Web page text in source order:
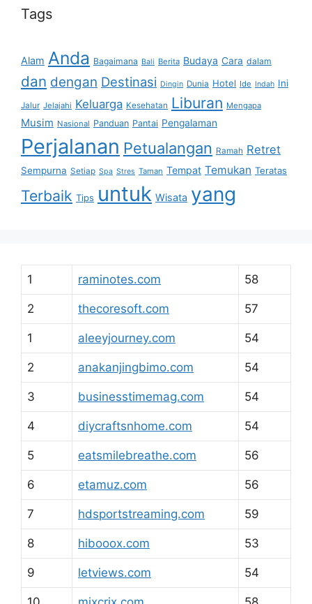
Tags
Alam Anda Bagaimana Bali Berita Budaya Cara dalam
dan dengan Destinasi Dingin Dunia Hotel Ide Indah Ini
Jalur Jelajahi Keluarga Kesehatan Liburan Mengapa
Musim Nasional Panduan Pantai Pengalaman
Perjalanan Petualangan Ramah Retret
Sempurna Setiap Spa Stres Taman Tempat Temukan Teratas
Terbaik Tips untuk Wisata yang
1 raminotes.com 58
2 thecoresoft.com 57
1 aleeyjourney.com 54
2 anakanjingbimo.com 54
3 businesstimemag.com 54
4 diycraftsnhome.com 54
5 eatsmilebreathe.com 56
6 etamuz.com 56
7 hdsportstreaming.com 59
8 hibooox.com 53
9 letviews.com 54